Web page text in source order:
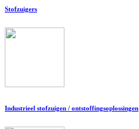
Stofzuigers
Industrieel stofzuigen / ontstoffingsoplossingen